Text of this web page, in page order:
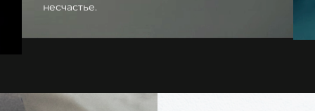
несчастье.